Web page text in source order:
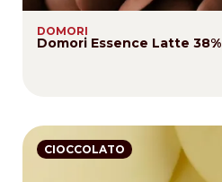
DOMORI
Domori Essence Latte 38%
CIOCCOLATO